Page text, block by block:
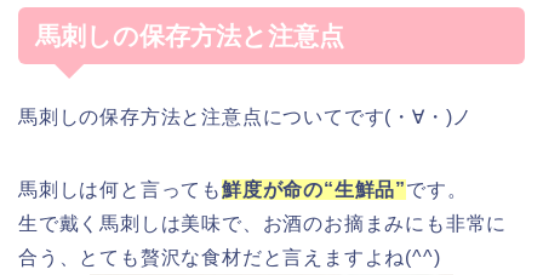
馬刺しの保存方法と注意点
馬刺しの保存方法と注意点についてです(・∀・)ノ
馬刺しは何と言っても鮮度が命の“生鮮品”です。
生で戴く馬刺しは美味で、お酒のお摘まみにも非常に
合う、とても贅沢な食材だと言えますよね(^^)